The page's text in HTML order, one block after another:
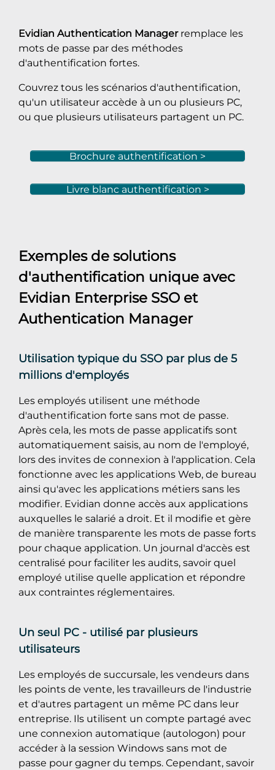
Evidian Authentication Managerremplace les
mots de passe par des méthodes
d'authentification fortes.
Couvrez tous les scénarios d'authentification,
qu'un utilisateur accède à un ou plusieurs PC,
ou que plusieurs utilisateurs partagent un PC.
Brochure authentification >
Livre blanc authentification >
Exemples de solutions
d'authentification unique avec
Evidian Enterprise SSO et
Authentication Manager
Utilisation typique du SSO par plus de 5
millions d'employés
Les employés utilisent une méthode
d'authentification forte sans mot de passe.
Après cela, les mots de passe applicatifs sont
automatiquement saisis, au nom de l'employé,
lors des invites de connexion à l'application. Cela
fonctionne avec les applications Web, de bureau
ainsi qu'avec les applications métiers sans les
modifier. Evidian donne accès aux applications
auxquelles le salarié a droit. Et il modifie et gère
de manière transparente les mots de passe forts
pour chaque application. Un journal d'accès est
centralisé pour faciliter les audits, savoir quel
employé utilise quelle application et répondre
aux contraintes réglementaires.
Un seul PC - utilisé par plusieurs
utilisateurs
Les employés de succursale, les vendeurs dans
les points de vente, les travailleurs de l'industrie
et d'autres partagent un même PC dans leur
entreprise. Ils utilisent un compte partagé avec
une connexion automatique (autologon) pour
accéder à la session Windows sans mot de
passe pour gagner du temps. Cependant, savoir